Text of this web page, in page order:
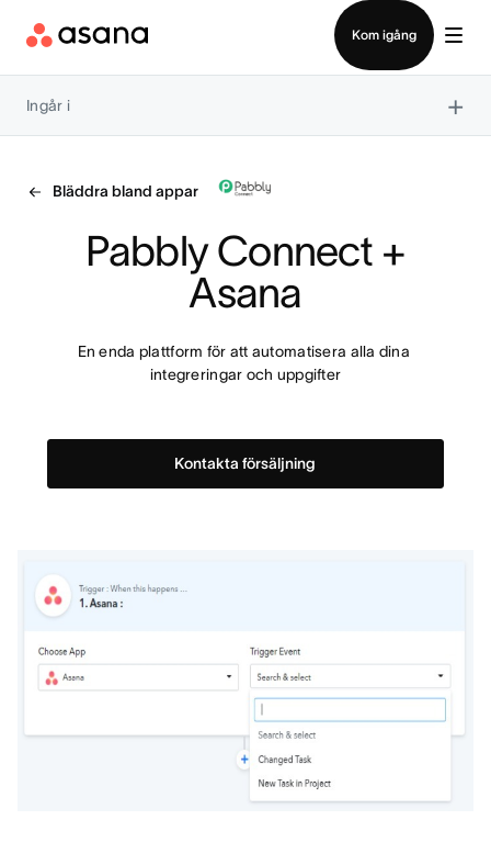
Kom igång
Ingår i ×
Bläddra bland appar
Asana
En enda plattform för att automatisera alla dina
integreringar och uppgifter
Kontakta försäljning